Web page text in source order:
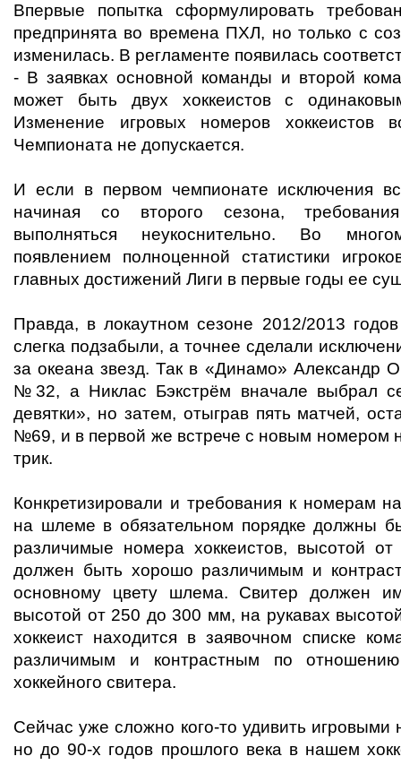
Впервые попытка сформулировать
предпринята во времена ПХЛ, но только с
изменилась. В регламенте появилась
- В заявках основной команды и второй
может быть двух хоккеистов с
Изменение игровых номеров хоккеистов
Чемпионата не допускается.
И если в первом чемпионате исключения
начиная со второго сезона,
выполняться неукоснительно. Во
появлением полноценной статистики
главных достижений Лиги в первые годы ее
Правда, в локаутном сезоне 2012/2013
слегка подзабыли, а точнее сделали
за океана звезд. Так в «Динамо» Александр
№32, а Никлас Бэкстрём вначале выбрал
девятки», но затем, отыграв пять матчей,
№69, и в первой же встрече с новым номером
трик.
Конкретизировали и требования к номерам
на шлеме в обязательном порядке должны
различимые номера хоккеистов, высотой
должен быть хорошо различимым и
основному цвету шлема. Свитер должен
высотой от 250 до 300 мм, на рукавах
хоккеист находится в заявочном списке
различимым и контрастным по
хоккейного свитера.
Сейчас уже сложно кого-то удивить
но до 90-х годов прошлого века в нашем